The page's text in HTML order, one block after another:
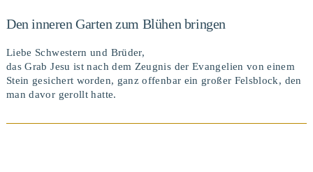
Den inneren Garten zum Blühen bringen
Liebe Schwestern und Brüder,
das Grab Jesu ist nach dem Zeugnis der Evangelien von einem
Stein gesichert worden, ganz offenbar ein großer Felsblock, den
man davor gerollt hatte.